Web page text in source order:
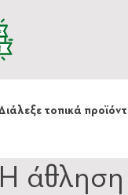
τοπικά
το χέρι
Η άθληση